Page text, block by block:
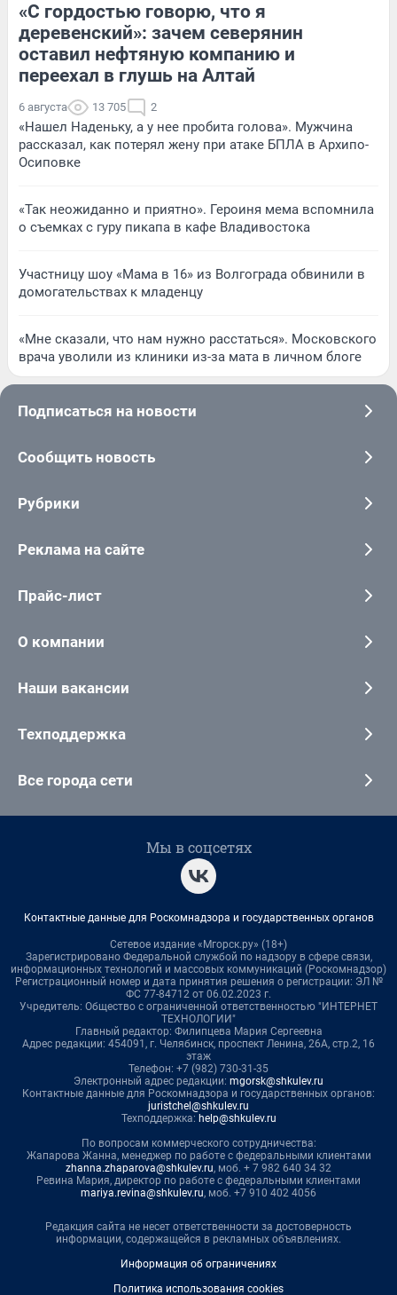
«С гордостью говорю, что я
деревенский»: зачем северянин
оставил нефтяную компанию и
переехал в глушь на Алтай
6 августа 13 705 2
«Нашел Наденьку, а у нее пробита голова». Мужчина
рассказал, как потерял жену при атаке БПЛА в Архипо-
Осиповке
«Так неожиданно и приятно». Героиня мема вспомнила
о съемках с гуру пикапа в кафе Владивостока
Участницу шоу «Мама в 16» из Волгограда обвинили в
домогательствах к младенцу
«Мне сказали, что нам нужно расстаться». Московского
врача уволили из клиники из-за мата в личном блоге
Подписаться на новости
Сообщить новость
Рубрики
Реклама на сайте
Прайс-лист
О компании
Наши вакансии
Техподдержка
Все города сети
Мы в соцсетях
Контактные данные для Роскомнадзора и государственных органов
Сетевое издание «Мгорск.ру» (18+)
Зарегистрировано Федеральной службой по надзору в сфере связи,
информационных технологий и массовых коммуникаций (Роскомнадзор)
Регистрационный номер и дата принятия решения о регистрации: ЭЛ №
ФС 77-84712 от 06.02.2023 г.
Учредитель: Общество с ограниченной ответственностью "ИНТЕРНЕТ
ТЕХНОЛОГИИ"
Главный редактор: Филипцева Мария Сергеевна
Адрес редакции: 454091, г. Челябинск, проспект Ленина, 26А, стр.2, 16
этаж
Телефон: +7 (982) 730-31-35
Электронный адрес редакции: mgorsk@shkulev.ru
Контактные данные для Роскомнадзора и государственных органов:
juristchel@shkulev.ru
Техподдержка: help@shkulev.ru
По вопросам коммерческого сотрудничества:
Жапарова Жанна, менеджер по работе с федеральными клиентами
zhanna.zhaparova@shkulev.ru, моб. + 7 982 640 34 32
Ревина Мария, директор по работе с федеральными клиентами
mariya.revina@shkulev.ru, моб. +7 910 402 4056
Редакция сайта не несет ответственности за достоверность
информации, содержащейся в рекламных объявлениях.
Информация об ограничениях
Политика использования cookies